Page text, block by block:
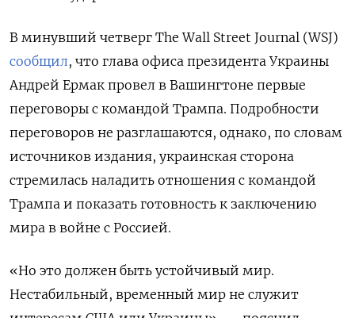
В минувший четверг The Wall Street Journal (WSJ)
сообщил, что глава офиса президента Украины
Андрей Ермак провел в Вашингтоне первые
переговоры с командой Трампа. Подробности
переговоров не разглашаются, однако, по словам
источников издания, украинская сторона
стремилась наладить отношения с командой
Трампа и показать готовность к заключению
мира в войне с Россией.
«Но это должен быть устойчивый мир.
Нестабильный, временный мир не служит